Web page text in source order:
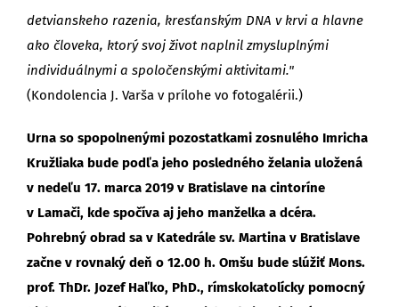
detvianskeho razenia, kresťanským DNA v krvi a hlavne
ako človeka, ktorý svoj život naplnil zmysluplnými
individuálnymi a spoločenskými aktivitami."
(Kondolencia J. Varša v prílohe vo fotogalérii.)
Urna so spopolnenými pozostatkami zosnulého Imricha
Kružliaka bude podľa jeho posledného želania uložená
v nedeľu 17. marca 2019 v Bratislave na cintoríne
v Lamači, kde spočíva aj jeho manželka a dcéra.
Pohrebný obrad sa v Katedrále sv. Martina v Bratislave
začne v rovnaký deň o 12.00 h. Omšu bude slúžiť Mons.
prof. ThDr. Jozef Haľko, PhD., rímskokatolícky pomocný